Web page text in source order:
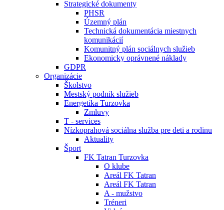
Strategické dokumenty
PHSR
Územný plán
Technická dokumentácia miestnych
komunikácií
Komunitný plán sociálnych služieb
Ekonomicky oprávnené náklady
GDPR
Organizácie
Školstvo
Mestský podnik služieb
Energetika Turzovka
Zmluvy
T - services
Nízkoprahová sociálna služba pre deti a rodinu
Aktuality
Šport
FK Tatran Turzovka
O klube
Areál FK Tatran
Areál FK Tatran
A - mužstvo
Tréneri